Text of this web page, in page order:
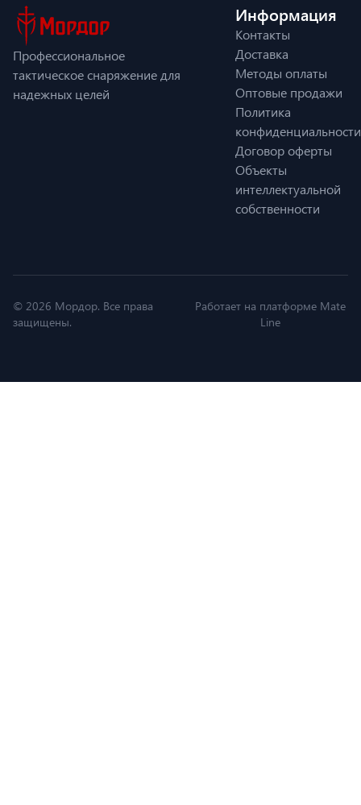
Профессиональное
тактическое снаряжение для
надежных целей
Информация
Контакты
Доставка
Методы оплаты
Оптовые продажи
Политика
конфиденциальности
Договор оферты
Объекты
интеллектуальной
собственности
© 2026 Мордор. Все права
защищены.
Работает на платформе Mate
Line